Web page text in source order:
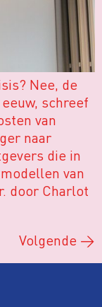
Nee, de
schreef
van
naar
die in
van
door Charlot
Volgende →